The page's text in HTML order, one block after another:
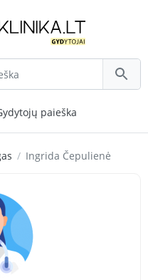
paieška
Ingrida Čepulienė